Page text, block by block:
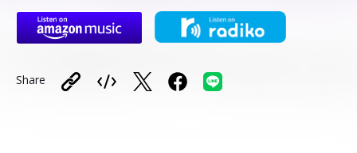
Share